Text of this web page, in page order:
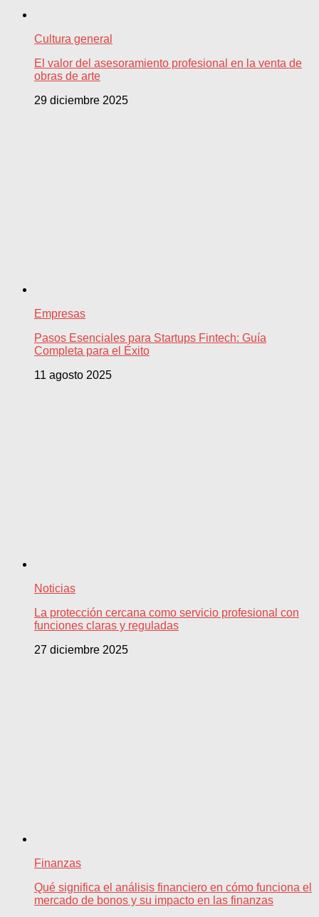
Cultura general
El valor del asesoramiento profesional en la venta de
obras de arte
29 diciembre 2025
Empresas
Pasos Esenciales para Startups Fintech: Guía
Completa para el Éxito
11 agosto 2025
Noticias
La protección cercana como servicio profesional con
funciones claras y reguladas
27 diciembre 2025
Finanzas
Qué significa el análisis financiero en cómo funciona el
mercado de bonos y su impacto en las finanzas